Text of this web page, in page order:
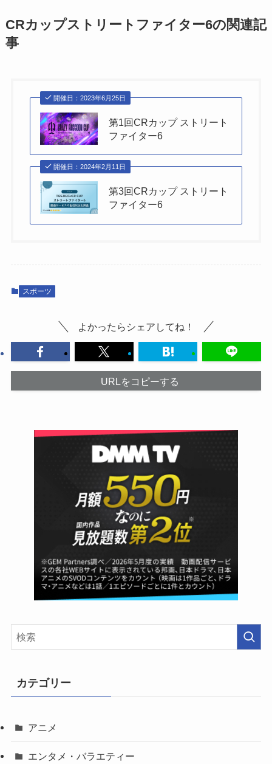
CRカップストリートファイター6の関連記
事
開催日：2023年6月25日
第1回CRカップ ストリート
ファイター6
開催日：2024年2月11日
第3回CRカップ ストリート
ファイター6
スポーツ
よかったらシェアしてね！
URLをコピーする
カテゴリー
アニメ
エンタメ・バラエティー